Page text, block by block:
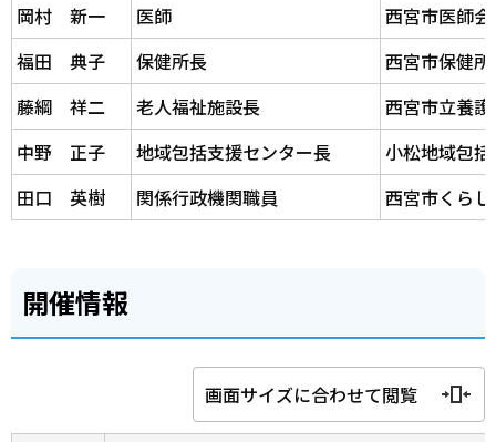
岡村 新一
医師
西宮市医師会
福田 典子
保健所長
西宮市保健所
藤綱 祥二
老人福祉施設長
西宮市立養
中野 正子
地域包括支援センター長
小松地域包
田口 英樹
関係行政機関職員 西宮市くら
開催情報
画面サイズに合わせて閲覧